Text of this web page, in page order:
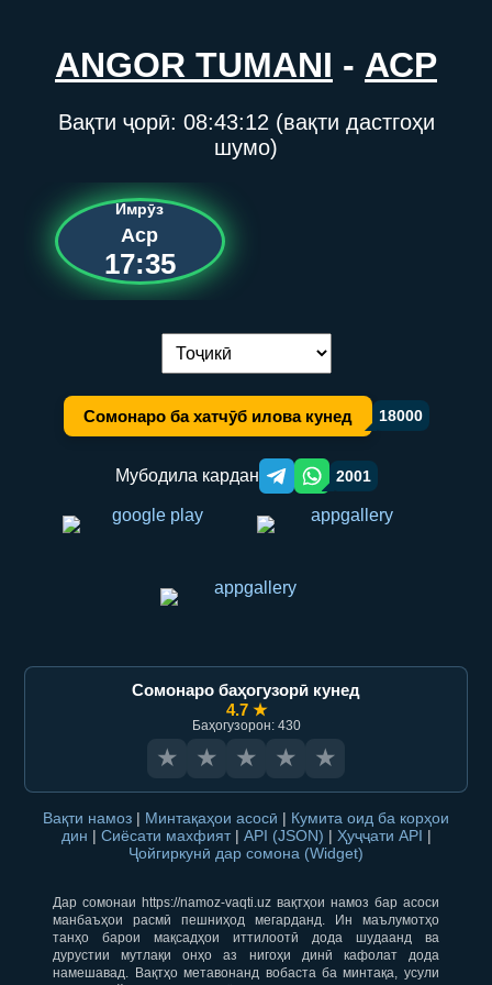
ANGOR TUMANI - АСР
Вақти ҷорӣ: 08:43:12 (вақти дастгоҳи
шумо)
Имрӯз
Аср
17:35
Иваз кардани забон:
Сомонаро ба хатчӯб илова кунед 18000
Мубодила кардан Telegram orqali ulashish
WhatsApp orqali ulashish
2001
Сомонаро баҳогузорӣ кунед
4.7 ★
Баҳогузорон: 430
★ ★ ★ ★ ★
Вақти намоз | Минтақаҳои асосӣ | Кумита оид ба корҳои
дин | Сиёсати махфият | API (JSON) | Ҳуҷҷати API |
Ҷойгиркунӣ дар сомона (Widget)
Дар сомонаи https://namoz-vaqti.uz вақтҳои намоз бар асоси
манбаъҳои расмӣ пешниҳод мегарданд. Ин маълумотҳо
танҳо барои мақсадҳои иттилоотӣ дода шудаанд ва
дурустии мутлақи онҳо аз нигоҳи динӣ кафолат дода
намешавад. Вақтҳо метавонанд вобаста ба минтақа, усули